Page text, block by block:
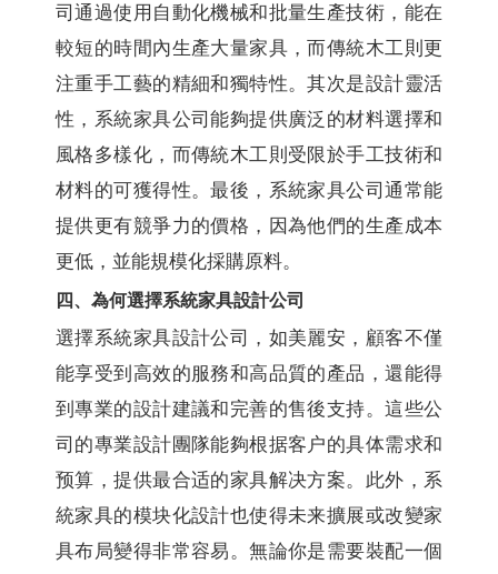
司通過使用自動化機械和批量生產技術，能在
較短的時間內生產大量家具，而傳統木工則更
注重手工藝的精細和獨特性。其次是設計靈活
性，系統家具公司能夠提供廣泛的材料選擇和
風格多樣化，而傳統木工則受限於手工技術和
材料的可獲得性。最後，系統家具公司通常能
提供更有競爭力的價格，因為他們的生產成本
更低，並能規模化採購原料。
四、為何選擇系統家具設計公司
選擇系統家具設計公司，如美麗安，顧客不僅
能享受到高效的服務和高品質的產品，還能得
到專業的設計建議和完善的售後支持。這些公
司的專業設計團隊能夠根据客户的具体需求和
预算，提供最合适的家具解决方案。此外，系
統家具的模块化設計也使得未来擴展或改變家
具布局變得非常容易。無論你是需要裝配一個